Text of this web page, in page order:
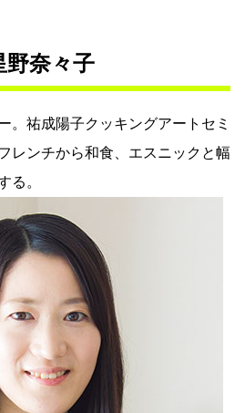
野奈々子
。祐成陽子クッキングアートセミ
レンチから和食、エスニックと幅
る。